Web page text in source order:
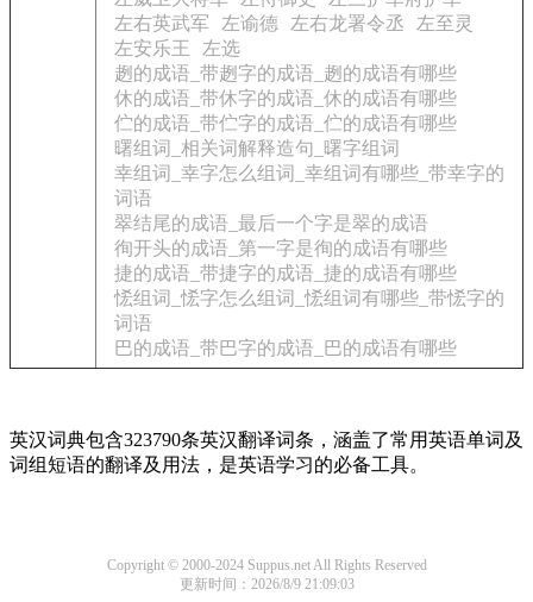
左右英武军
左谕德 左右龙署令丞
左至灵
左安乐王
左选
趔的成语_带趔字的成语_趔的成语有哪些
休的成语_带休字的成语_休的成语有哪些
伫的成语_带伫字的成语_伫的成语有哪些
曙组词_相关词解释造句_曙字组词
幸组词_幸字怎么组词_幸组词有哪些_带幸字的
词语
翠结尾的成语_最后一个字是翠的成语
徇开头的成语_第一字是徇的成语有哪些
捷的成语_带捷字的成语_捷的成语有哪些
恡组词_恡字怎么组词_恡组词有哪些_带恡字的
词语
巴的成语_带巴字的成语_巴的成语有哪些
英汉词典包含323790条英汉翻译词条，涵盖了常用英语单词及
词组短语的翻译及用法，是英语学习的必备工具。
Copyright © 2000-2024 Suppus.net All Rights Reserved
更新时间：2026/8/9 21:09:03